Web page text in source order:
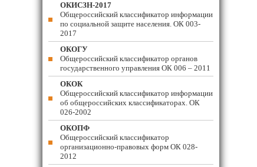
ОКИСЗН-2017
Общероссийский классификатор информации
по социальной защите населения. ОК 003-
2017
ОКОГУ
Общероссийский классификатор органов
государственного управления ОК 006 – 2011
ОКОК
Общероссийский классификатор информации
об общероссийских классификаторах. ОК
026-2002
ОКОПФ
Общероссийский классификатор
организационно-правовых форм ОК 028-
2012